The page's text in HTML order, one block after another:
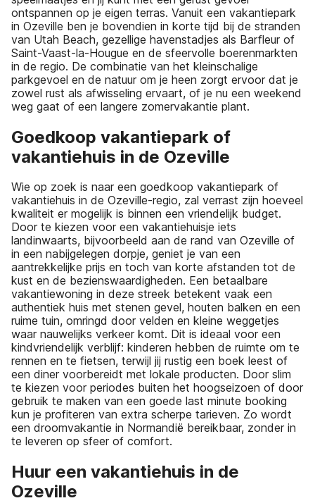
ontspannen op je eigen terras. Vanuit een vakantiepark
in Ozeville ben je bovendien in korte tijd bij de stranden
van Utah Beach, gezellige havenstadjes als Barfleur of
Saint-Vaast-la-Hougue en de sfeervolle boerenmarkten
in de regio. De combinatie van het kleinschalige
parkgevoel en de natuur om je heen zorgt ervoor dat je
zowel rust als afwisseling ervaart, of je nu een weekend
weg gaat of een langere zomervakantie plant.
Goedkoop vakantiepark of
vakantiehuis in de Ozeville
Wie op zoek is naar een goedkoop vakantiepark of
vakantiehuis in de Ozeville-regio, zal verrast zijn hoeveel
kwaliteit er mogelijk is binnen een vriendelijk budget.
Door te kiezen voor een vakantiehuisje iets
landinwaarts, bijvoorbeeld aan de rand van Ozeville of
in een nabijgelegen dorpje, geniet je van een
aantrekkelijke prijs en toch van korte afstanden tot de
kust en de bezienswaardigheden. Een betaalbare
vakantiewoning in deze streek betekent vaak een
authentiek huis met stenen gevel, houten balken en een
ruime tuin, omringd door velden en kleine weggetjes
waar nauwelijks verkeer komt. Dit is ideaal voor een
kindvriendelijk verblijf: kinderen hebben de ruimte om te
rennen en te fietsen, terwijl jij rustig een boek leest of
een diner voorbereidt met lokale producten. Door slim
te kiezen voor periodes buiten het hoogseizoen of door
gebruik te maken van een goede last minute booking
kun je profiteren van extra scherpe tarieven. Zo wordt
een droomvakantie in Normandië bereikbaar, zonder in
te leveren op sfeer of comfort.
Huur een vakantiehuis in de
Ozeville